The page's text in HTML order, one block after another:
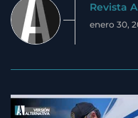
Revista
enero 30,